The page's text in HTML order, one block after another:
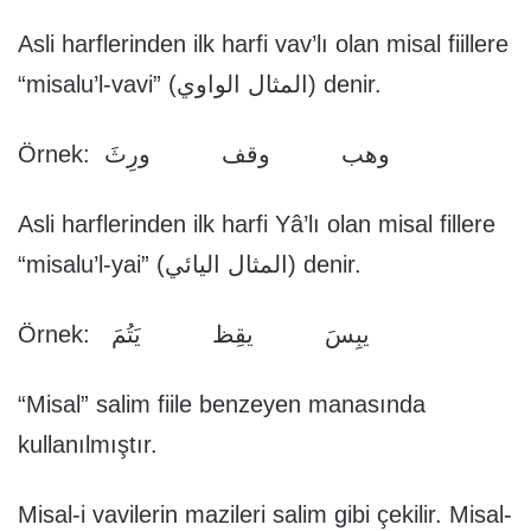
Asli harflerinden ilk harfi vav’lı olan misal fiillere
“misalu’l-vavi” (المثال الواوي) denir.
Örnek: وهب وقف ورِثَ
Asli harflerinden ilk harfi Yâ’lı olan misal fillere
“misalu’l-yai” (المثال اليائي) denir.
Örnek: يبِسَ يقِظ يَتُمَ
“Misal” salim fiile benzeyen manasında
kullanılmıştır.
Misal-i vavilerin mazileri salim gibi çekilir. Misal-